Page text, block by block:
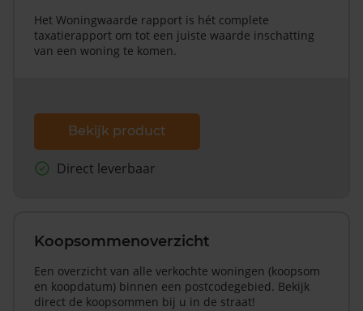
Het Woningwaarde rapport is hét complete
taxatierapport om tot een juiste waarde inschatting
van een woning te komen.
Bekijk product
Direct leverbaar
Koopsommenoverzicht
Een overzicht van alle verkochte woningen (koopsom
en koopdatum) binnen een postcodegebied. Bekijk
direct de koopsommen bij u in de straat!